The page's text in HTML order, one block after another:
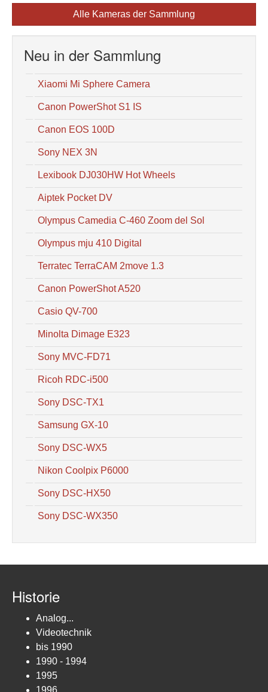
Alle Kameras der Sammlung
Neu in der Sammlung
Xiaomi Mi Sphere Camera
Canon PowerShot S1 IS
Canon EOS 100D
Sony NEX 3N
Lexibook DJ030HW Hot Wheels
Aiptek Pocket DV
Olympus Camedia C-460 Zoom del Sol
Olympus mju 410 Digital
Terratec TerraCAM 2move 1.3
Canon PowerShot A520
Casio QV-700
Minolta Dimage E323
Sony MVC-FD71
Ricoh RDC-i500
Sony DSC-TX1
Samsung GX-10
Sony DSC-WX5
Nikon Coolpix P6000
Sony DSC-HX50
Sony DSC-WX350
Historie
Analog...
Videotechnik
bis 1990
1990 - 1994
1995
1996